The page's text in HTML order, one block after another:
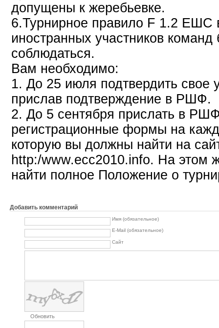
допущены к жеребьевке.
6.Турнирное правило F 1.2 ЕШС
иностранных участников команд
соблюдаться.
Вам необходимо:
1. До 25 июля подтвердить свое
прислав подтверждение в РШФ.
2. До 5 сентября прислать в
регистрационные формы на
которую вы должны найти на
http:/www.ecc2010.info. На этом
найти полное Положение о
Добавить комментарий
Имя (обязательное)
E-Mail (обязательное)
Сайт
Обновить